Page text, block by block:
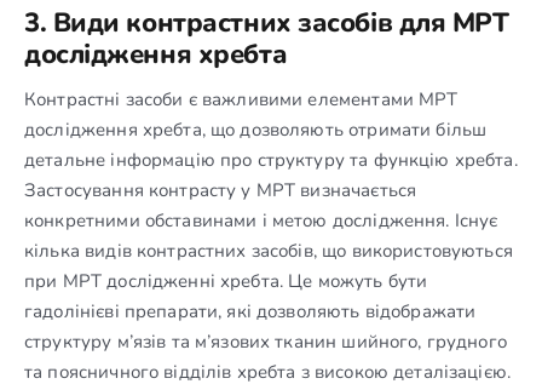
3. Види контрастних засобів для МРТ
дослідження хребта
Контрастні засоби є важливими елементами МРТ
дослідження хребта, що дозволяють отримати більш
детальне інформацію про структуру та функцію хребта.
Застосування контрасту у МРТ визначається
конкретними обставинами і метою дослідження. Існує
кілька видів контрастних засобів, що використовуються
при МРТ дослідженні хребта. Це можуть бути
гадолінієві препарати, які дозволяють відображати
структуру м’язів та м’язових тканин шийного, грудного
та поясничного відділів хребта з високою деталізацією.